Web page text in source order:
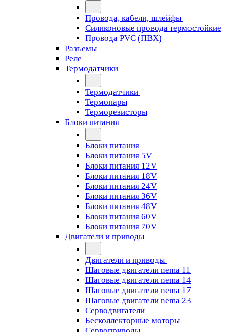
Провода, кабели, шлейфы
Силиконовые провода термостойкие
Провода PVC (ПВХ)
Разъемы
Реле
Термодатчики
Термодатчики
Термопары
Терморезисторы
Блоки питания
Блоки питания
Блоки питания 5V
Блоки питания 12V
Блоки питания 18V
Блоки питания 24V
Блоки питания 36V
Блоки питания 48V
Блоки питания 60V
Блоки питания 70V
Двигатели и приводы
Двигатели и приводы
Шаговые двигатели nema 11
Шаговые двигатели nema 14
Шаговые двигатели nema 17
Шаговые двигатели nema 23
Cерводвигатели
Бесколлекторные моторы